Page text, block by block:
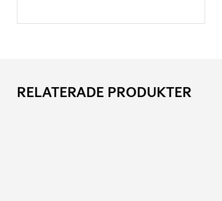
RELATERADE PRODUKTER